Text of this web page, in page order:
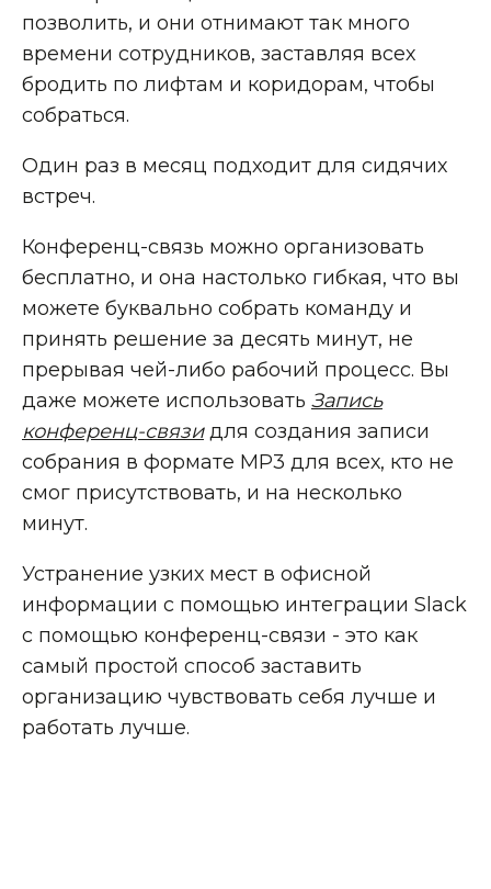
позволить, и они отнимают так много
времени сотрудников, заставляя всех
бродить по лифтам и коридорам, чтобы
собраться.
Один раз в месяц подходит для сидячих
встреч.
Конференц-связь можно организовать
бесплатно, и она настолько гибкая, что вы
можете буквально собрать команду и
принять решение за десять минут, не
прерывая чей-либо рабочий процесс. Вы
даже можете использовать Запись
конференц-связидля создания записи
собрания в формате MP3 для всех, кто не
смог присутствовать, и на несколько
минут.
Устранение узких мест в офисной
информации с помощью интеграции Slack
с помощью конференц-связи - это как
самый простой способ заставить
организацию чувствовать себя лучше и
работать лучше.